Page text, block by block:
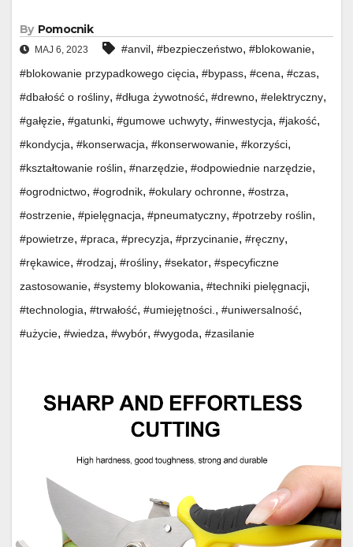
By Pomocnik
MAJ 6, 2023 #anvil, #bezpieczeństwo, #blokowanie,
#blokowanie przypadkowego cięcia, #bypass, #cena, #czas,
#dbałość o rośliny, #długa żywotność, #drewno, #elektryczny,
#gałęzie, #gatunki, #gumowe uchwyty, #inwestycja, #jakość,
#kondycja, #konserwacja, #konserwowanie, #korzyści,
#kształtowanie roślin, #narzędzie, #odpowiednie narzędzie,
#ogrodnictwo, #ogrodnik, #okulary ochronne, #ostrza,
#ostrzenie, #pielęgnacja, #pneumatyczny, #potrzeby roślin,
#powietrze, #praca, #precyzja, #przycinanie, #ręczny,
#rękawice, #rodzaj, #rośliny, #sekator, #specyficzne
zastosowanie, #systemy blokowania, #techniki pielęgnacji,
#technologia, #trwałość, #umiejętności. , #uniwersalność,
#użycie, #wiedza, #wybór, #wygoda, #zasilanie